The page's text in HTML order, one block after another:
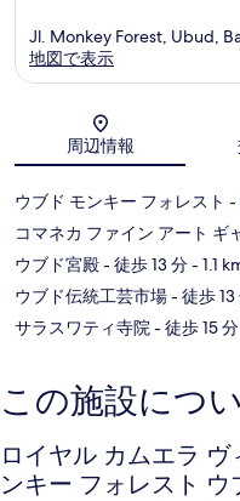
Jl. Monkey Forest, Ubud,
地図で表示
周辺情報
ウブド モンキー フォレスト -
コマネカ ファイン アート ギ
ウブド宮殿- 徒歩 13 分- 1.1
ウブド伝統工芸市場- 徒歩 13
サラスワティ寺院- 徒歩 15 分
この施設につ
ロイヤル カムエラ
ンキー フォレスト